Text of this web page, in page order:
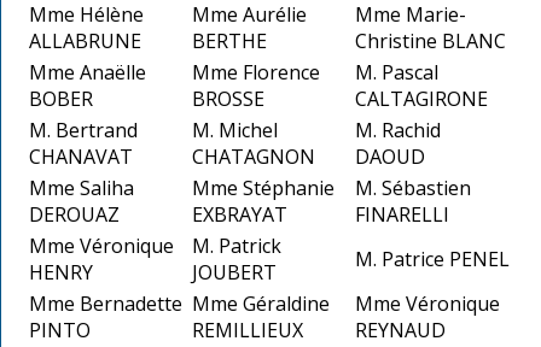
Mme Hélène
ALLABRUNE
Mme Aurélie
BERTHE
Mme Marie-
Christine BLANC
Mme Anaëlle
BOBER
Mme Florence
BROSSE
M. Pascal
CALTAGIRONE
M. Bertrand
CHANAVAT
M. Michel
CHATAGNON
M. Rachid
DAOUD
Mme Saliha
DEROUAZ
Mme Stéphanie
EXBRAYAT
M. Sébastien
FINARELLI
Mme Véronique
HENRY
M. Patrick
JOUBERT
M. Patrice PENEL
Mme Bernadette
PINTO
Mme Géraldine
REMILLIEUX
Mme Véronique
REYNAUD